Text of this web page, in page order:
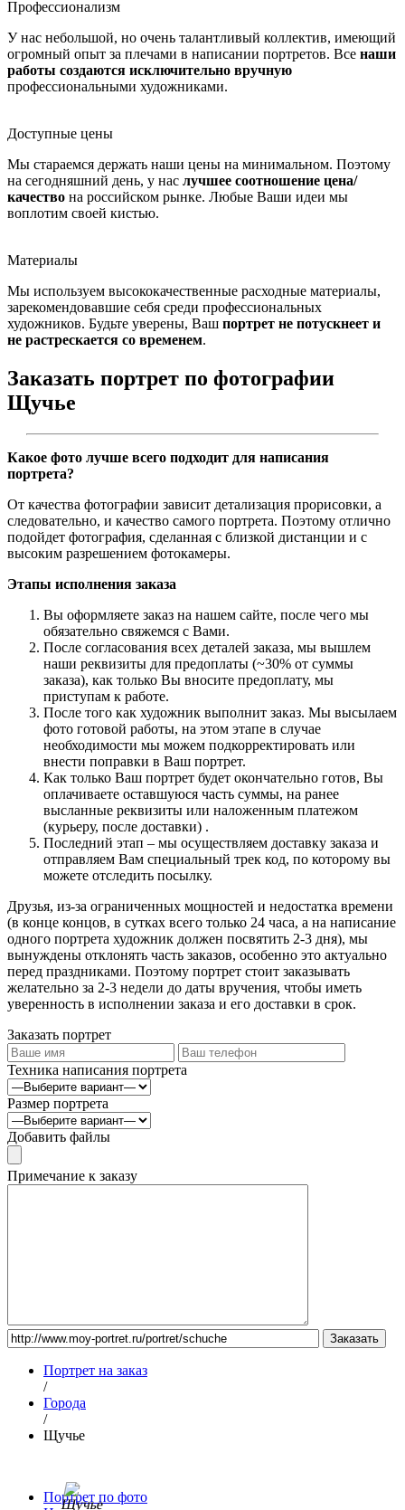
Профессионализм
У нас небольшой, но очень талантливый коллектив, имеющий
огромный опыт за плечами в написании портретов. Все наши
работы создаются исключительно вручную
профессиональными художниками.
Доступные цены
Мы стараемся держать наши цены на минимальном. Поэтому
на сегодняшний день, у нас лучшее соотношение цена/
качество на российском рынке. Любые Ваши идеи мы
воплотим своей кистью.
Материалы
Мы используем высококачественные расходные материалы,
зарекомендовавшие себя среди профессиональных
художников. Будьте уверены, Ваш портрет не потускнеет и
не растрескается со временем.
Заказать портрет по фотографии
Щучье
Какое фото лучше всего подходит для написания
портрета?
От качества фотографии зависит детализация прорисовки, а
следовательно, и качество самого портрета. Поэтому отлично
подойдет фотография, сделанная с близкой дистанции и с
высоким разрешением фотокамеры.
Этапы исполнения заказа
Вы оформляете заказ на нашем сайте, после чего мы
обязательно свяжемся с Вами.
После согласования всех деталей заказа, мы вышлем
наши реквизиты для предоплаты (~30% от суммы
заказа), как только Вы вносите предоплату, мы
приступам к работе.
После того как художник выполнит заказ. Мы высылаем
фото готовой работы, на этом этапе в случае
необходимости мы можем подкорректировать или
внести поправки в Ваш портрет.
Как только Ваш портрет будет окончательно готов, Вы
оплачиваете оставшуюся часть суммы, на ранее
высланные реквизиты или наложенным платежом
(курьеру, после доставки) .
Последний этап – мы осуществляем доставку заказа и
отправляем Вам специальный трек код, по которому вы
можете отследить посылку.
Друзья, из-за ограниченных мощностей и недостатка времени
(в конце концов, в сутках всего только 24 часа, а на написание
одного портрета художник должен посвятить 2-3 дня), мы
вынуждены отклонять часть заказов, особенно это актуально
перед праздниками. Поэтому портрет стоит заказывать
желательно за 2-3 недели до даты вручения, чтобы иметь
уверенность в исполнении заказа и его доставки в срок.
Заказать портрет
Техника написания портрета
Размер портрета
Добавить файлы
Примечание к заказу
Портрет на заказ
/
Города
/
Щучье
Портрет по фото